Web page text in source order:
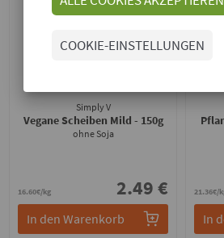
Simply V
Vegane Scheiben Mild - 150g
ohne Soja
16.60€/kg 2.49 €
In den Warenkorb
21.36€/
In
COOKIE-EINSTELLUNGEN